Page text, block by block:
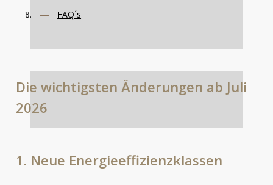
FAQ´s
Die wichtigsten Änderungen ab Juli
2026
1. Neue Energieeffizienzklassen